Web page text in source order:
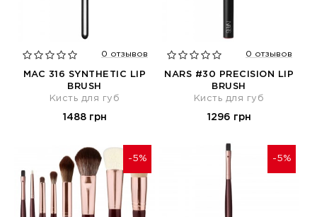
0 отзывов
MAC 316 SYNTHETIC LIP
BRUSH
Кисть для губ
1488 грн
0 отзывов
NARS #30 PRECISION LIP
BRUSH
Кисть для губ
1296 грн
-5% -5%